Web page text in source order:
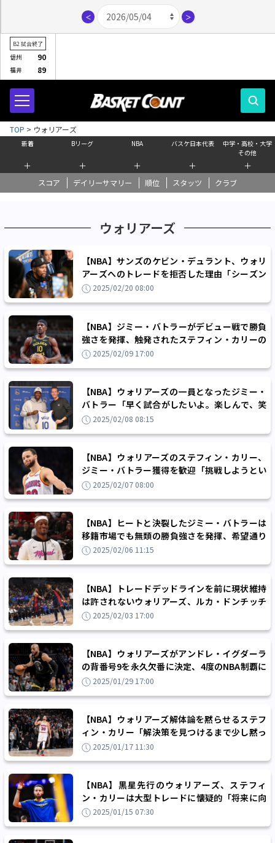
＜ ＞
B2 試合終了
信州 90
福井 89
新着
＋
Bリーグ
＋
NBA
＋
バスケ日本代表
＋
中学・高校・大学
その他
＋
スコア デイリーサマリー 順位 スタッツ クラブ
TOP > ウォリアーズ
ウォリアーズ
【NBA】サンズのケビン・デュラント、ウォリ
アーズへのトレードを拒否した理由「シーズン
途中に移籍したくなかったから」
2025/02/20 08:00
【NBA】ジミー・バトラーがデビュー戦で勝負
強さを発揮、触発されたステフィン・カリーの
大爆発もあり2人で59得点
2025/02/09 17:00
【NBA】ウォリアーズの一員となったジミー・
バトラー「早く試合がしたいよ。楽しんで、笑
顔で、全力で戦うんだ」
2025/02/08 08:15
【NBA】ウォリアーズのステフィン・カリー、
ジミー・バトラー獲得を歓迎「挑戦しようとい
う意欲をかき立ててくれる」
2025/02/07 08:00
【NBA】ヒートと決裂したジミー・バトラーは
移籍市場でも無類の勝負強さを発揮、希望通り
の大型契約を得てウォリアーズへ
2025/02/06 11:15
【NBA】トレードデッドラインを前に現状維持
は許されないウォリアーズ、ルカ・ドンチッチ
に続く『世紀のトレード』なるか？
2025/02/03 17:00
【NBA】ウォリアーズがアンドレ・イグダーラ
の背番号9を永久欠番に決定、4度のNBA制覇に
貢献し黄金期を築き上げた立役者
2025/01/29 17:00
【NBA】ウォリアーズ解体論を黙らせるステフ
ィン・カリー「解決策を見つけるまで少し黙っ
て見守っていてほしい」
2025/01/17 11:30
【NBA】黒星先行のウォリアーズ、ステフィ
ン・カリーは大型トレードに懐疑的「将来に向
けて良い状態を維持する責任がある」
2025/01/15 07:30